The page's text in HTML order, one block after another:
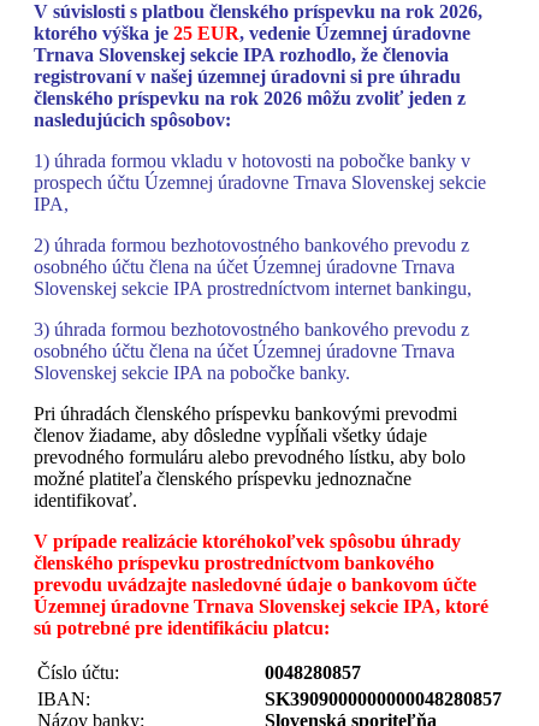
V súvislosti s platbou členského príspevku na rok 2026,
ktorého výška je 25 EUR, vedenie Územnej úradovne
Trnava Slovenskej sekcie IPA rozhodlo, že členovia
registrovaní v našej územnej úradovni si pre úhradu
členského príspevku na rok 2026 môžu zvoliť jeden z
nasledujúcich spôsobov:
1) úhrada formou vkladu v hotovosti na pobočke banky v
prospech účtu Územnej úradovne Trnava Slovenskej sekcie
IPA,
2) úhrada formou bezhotovostného bankového prevodu z
osobného účtu člena na účet Územnej úradovne Trnava
Slovenskej sekcie IPA prostredníctvom internet bankingu,
3) úhrada formou bezhotovostného bankového prevodu z
osobného účtu člena na účet Územnej úradovne Trnava
Slovenskej sekcie IPA na pobočke banky.
Pri úhradách členského príspevku bankovými prevodmi
členov žiadame, aby dôsledne vypĺňali všetky údaje
prevodného formuláru alebo prevodného lístku, aby bolo
možné platiteľa členského príspevku jednoznačne
identifikovať.
V prípade realizácie ktoréhokoľvek spôsobu úhrady
členského príspevku prostredníctvom bankového
prevodu uvádzajte nasledovné údaje o bankovom účte
Územnej úradovne Trnava Slovenskej sekcie IPA, ktoré
sú potrebné pre identifikáciu platcu:
Číslo účtu:
0048280857
IBAN:
Názov banky:
SK3909000000000048280857
Slovenská sporiteľňa